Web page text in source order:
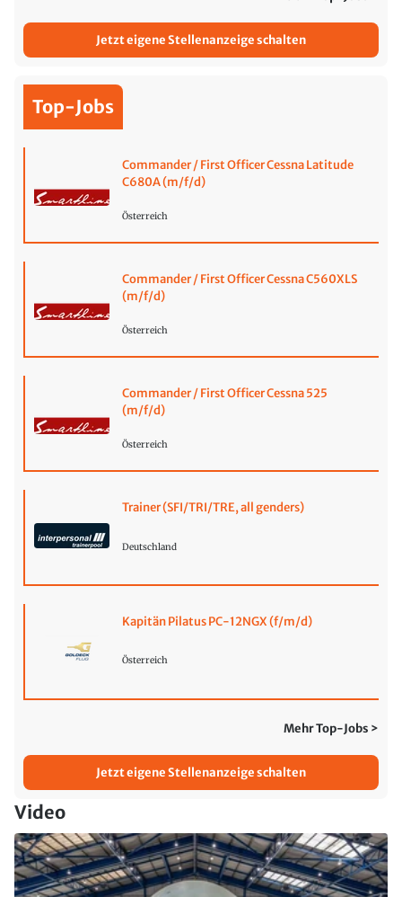
Jetzt eigene Stellenanzeige schalten
Top-Jobs
Commander / First Officer Cessna Latitude
C680A (m/f/d)
Österreich
Commander / First Officer Cessna C560XLS
(m/f/d)
Österreich
Commander / First Officer Cessna 525
(m/f/d)
Österreich
Trainer (SFI/TRI/TRE, all genders)
Deutschland
Kapitän Pilatus PC-12NGX (f/m/d)
Österreich
Mehr Top-Jobs >
Jetzt eigene Stellenanzeige schalten
Video